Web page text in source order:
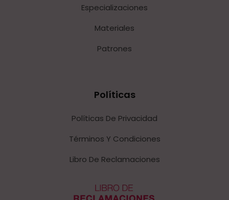
Especializaciones
Materiales
Patrones
Políticas
Políticas De Privacidad
Términos Y Condiciones
Libro De Reclamaciones